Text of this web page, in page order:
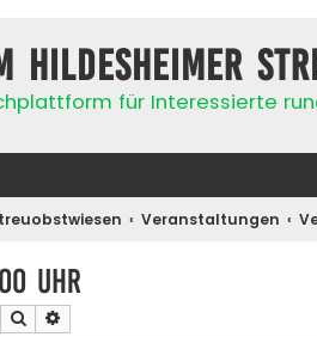
Hildesheimer
für Interessierte
Veranstaltungen
Uhr
Suche